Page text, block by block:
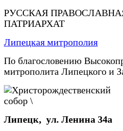
РУССКАЯ
ПАТРИАРХАТ
Липецкая митрополия
По благословению
митрополита Липецкого и
Липецк, ул. Ленина 34а